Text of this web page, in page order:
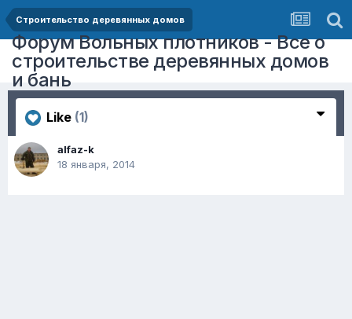
Строительство деревянных домов
Форум Вольных плотников - Все о
строительстве деревянных домов
и бань
Like (1)
alfaz-k
18 января, 2014